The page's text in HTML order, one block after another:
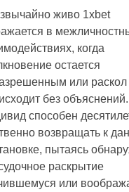
живо 1xbet
в
когда
остается
или раскол
без объяснений.
способен
возвращать к
пытаясь
раскрытие
или